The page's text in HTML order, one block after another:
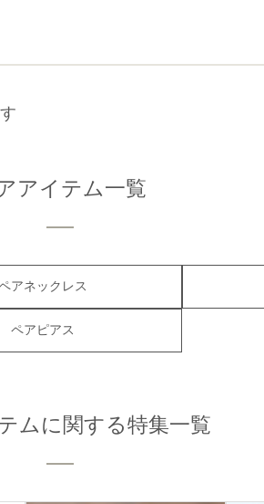
アイテム一覧
アネックレス
ペアピアス
ムに関する特集一覧